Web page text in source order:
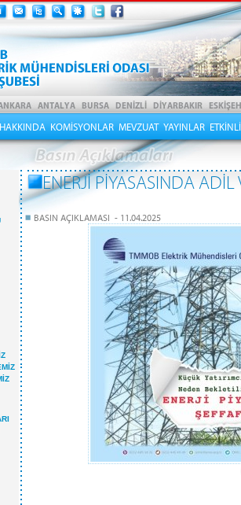
KOMİSYONLAR MEVZUAT YAYINLAR
ENERJİ PİYASASINDA ADİL
BASIN AÇIKLAMASI - 11.04.2025